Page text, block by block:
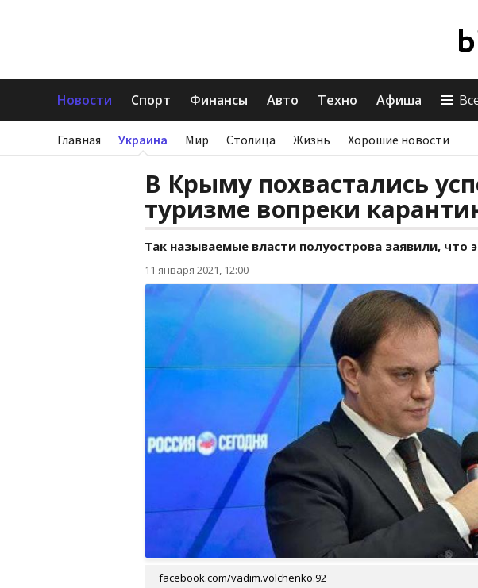
Новости Спорт Финансы Авто Техно Афиша
Главная Украина Мир Столица Жизнь Хорошие новости
В Крыму похвастались
туризме вопреки
Так называемые власти полуострова заявили, что
11 января 2021, 12:00
facebook.com/vadim.volchenko.92